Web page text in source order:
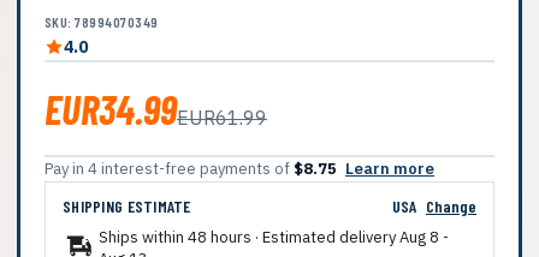
SKU: 78994070349
4.0
EUR34.99EUR61.99
Pay in 4 interest-free payments of $8.75 Learn more
SHIPPING ESTIMATE
USA Change
Ships within 48 hours · Estimated deliveryAug 8 -